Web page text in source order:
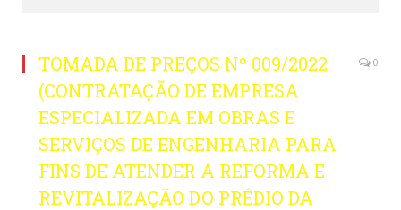
TOMADA DE PREÇOS Nº 009/2022
(CONTRATAÇÃO DE EMPRESA
ESPECIALIZADA EM OBRAS E
SERVIÇOS DE ENGENHARIA PARA
FINS DE ATENDER A REFORMA E
REVITALIZAÇÃO DO PRÉDIO DA
0